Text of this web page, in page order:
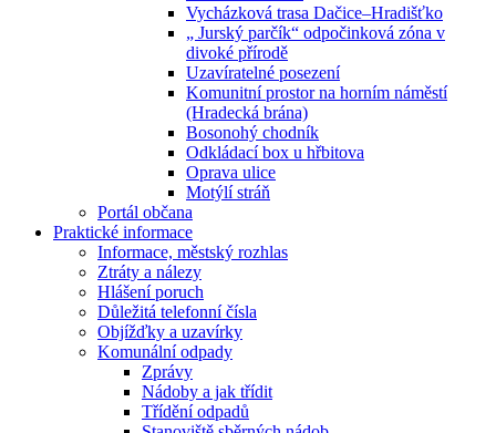
Vycházková trasa Dačice–Hradišťko
„ Jurský parčík“ odpočinková zóna v
divoké přírodě
Uzavíratelné posezení
Komunitní prostor na horním náměstí
(Hradecká brána)
Bosonohý chodník
Odkládací box u hřbitova
Oprava ulice
Motýlí stráň
Portál občana
Praktické informace
Informace, městský rozhlas
Ztráty a nálezy
Hlášení poruch
Důležitá telefonní čísla
Objížďky a uzavírky
Komunální odpady
Zprávy
Nádoby a jak třídit
Třídění odpadů